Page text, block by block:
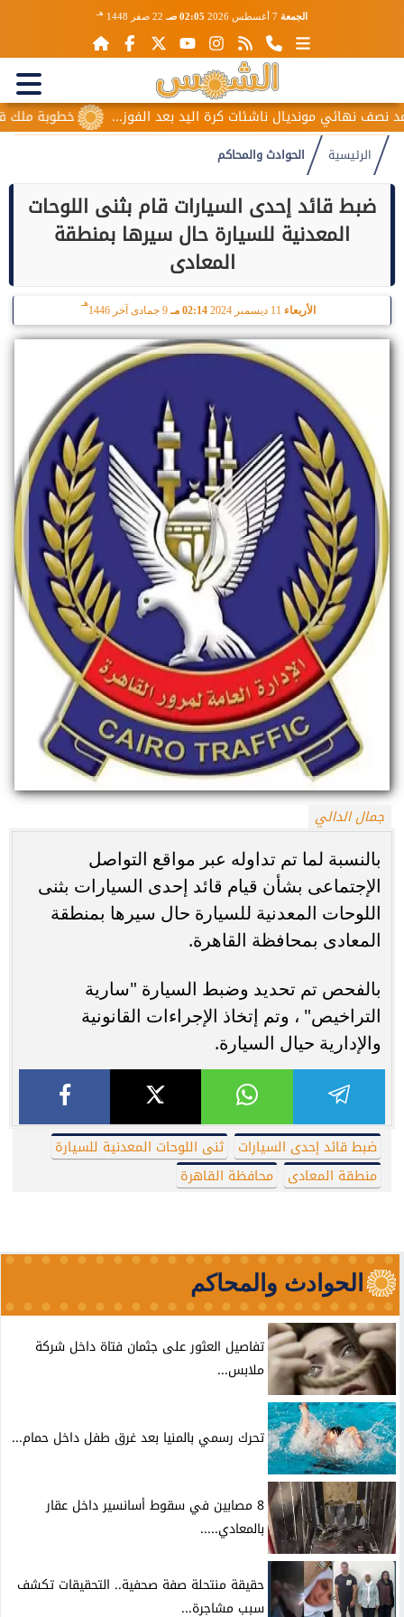
الجمعة 02:05 صـ 22 صفر 1448 هـ
خطوبة ملك قورة نهائي مونديال ناشئات كرة اليد بعد الفوز...
الرئيسية الحوادث والمحاكم
ضبط قائد إحدى السيارات قام بثنى اللوحات
المعدنية للسيارة حال سيرها بمنطقة
المعادى
الأربعاء 02:14 مـ 9 جمادى آخر 1446
هـ
جمال الدالي
بالنسبة لما تم تداوله عبر مواقع التواصل
الإجتماعى بشأن قيام قائد إحدى السيارات بثنى
اللوحات المعدنية للسيارة حال سيرها بمنطقة
المعادى بمحافظة القاهرة.
بالفحص تم تحديد وضبط السيارة "سارية
التراخيص" ، وتم إتخاذ الإجراءات القانونية
والإدارية حيال السيارة.
ضبط قائد إحدى السيارات
ثنى اللوحات المعدنية للسيارة
منطقة المعادى
محافظة القاهرة
الحوادث والمحاكم
تفاصيل العثور على جثمان فتاة داخل شركة
ملابس...
تحرك رسمي بالمنيا بعد غرق طفل داخل حمام...
8 مصابين في سقوط أسانسير داخل عقار
بالمعادي.....
حقيقة منتحلة صفة صحفية.. التحقيقات تكشف
سبب مشاجرة...